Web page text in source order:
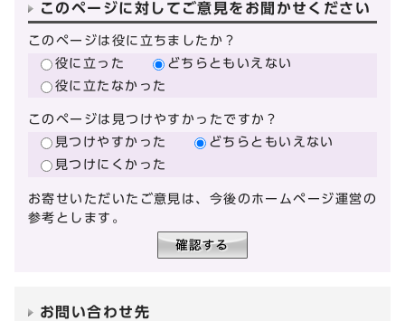
このページに対してご意見をお聞かせください
このページは役に立ちましたか？
役に立った
どちらともいえない
役に立たなかった
このページは見つけやすかったですか？
見つけやすかった
どちらともいえない
見つけにくかった
お寄せいただいたご意見は、今後のホームページ運営の
参考とします。
お問い合わせ先